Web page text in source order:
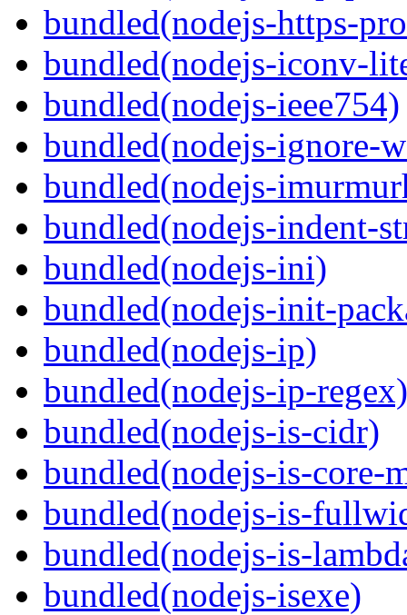
bundled(nodejs-https-
bundled(nodejs-iconv-
bundled(nodejs-ieee754)
bundled(nodejs-ignore-
bundled(nodejs-
bundled(nodejs-indent-
bundled(nodejs-ini)
bundled(nodejs-init-
bundled(nodejs-ip)
bundled(nodejs-ip-regex)
bundled(nodejs-is-cidr)
bundled(nodejs-is-core-
bundled(nodejs-is-
bundled(nodejs-is-
bundled(nodejs-isexe)